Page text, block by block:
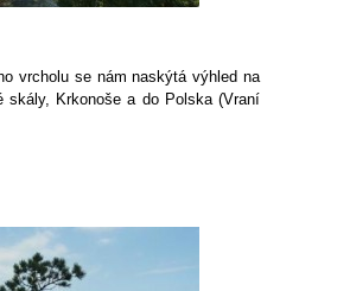
vrcholu se nám naskýtá výhled na
skály, Krkonoše a do Polska (Vraní